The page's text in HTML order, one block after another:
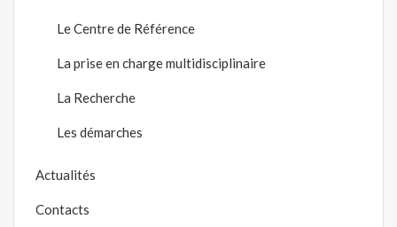
Le Centre de Référence
La prise en charge multidisciplinaire
La Recherche
Les démarches
Actualités
Contacts